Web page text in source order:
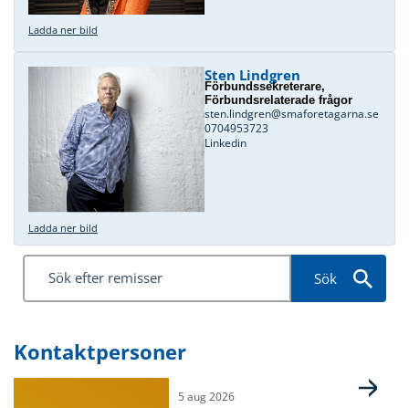
Ladda ner bild
Sten Lindgren
Förbundssekreterare,
Förbundsrelaterade frågor
sten.lindgren@smaforetagarna.se
0704953723
Linkedin
Ladda ner bild
Sök
Kontaktpersoner
5 aug 2026
Sida Sida